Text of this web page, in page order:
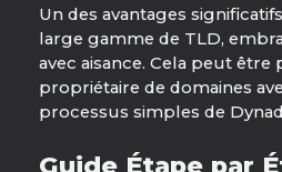
Un des avantages
large gamme de TLD,
avec aisance. Cela peut
propriétaire de domaines
processus simples de
Guide Étape par